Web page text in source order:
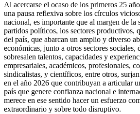
Al acercarse el ocaso de los primeros 25
una pausa reflexiva sobre los círculos
nacional, es importante que al margen de la
partidos políticos, los sectores productivos,
del país, que abarcan un amplio y diverso
económicas, junto a otros sectores sociales,
sobresalen talentos, capacidades y
empresariales, académicos, profesionales,
sindicalistas, y científicos, entre otros,
en el año 2026 que contribuyan a articular
país que genere confianza nacional e
merece en ese sentido hacer un esfuerzo
extraordinario y sobre todo disruptivo.